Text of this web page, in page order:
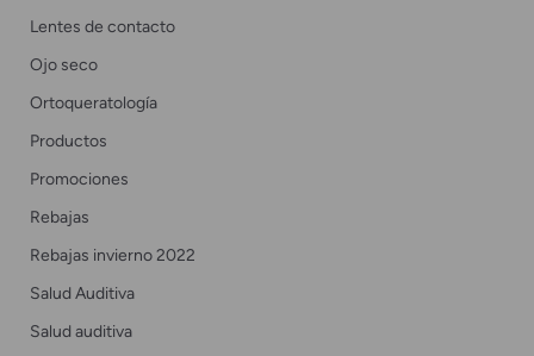
Lentes de contacto
Ojo seco
Ortoqueratología
Productos
Promociones
Rebajas
Rebajas invierno 2022
Salud Auditiva
Salud auditiva